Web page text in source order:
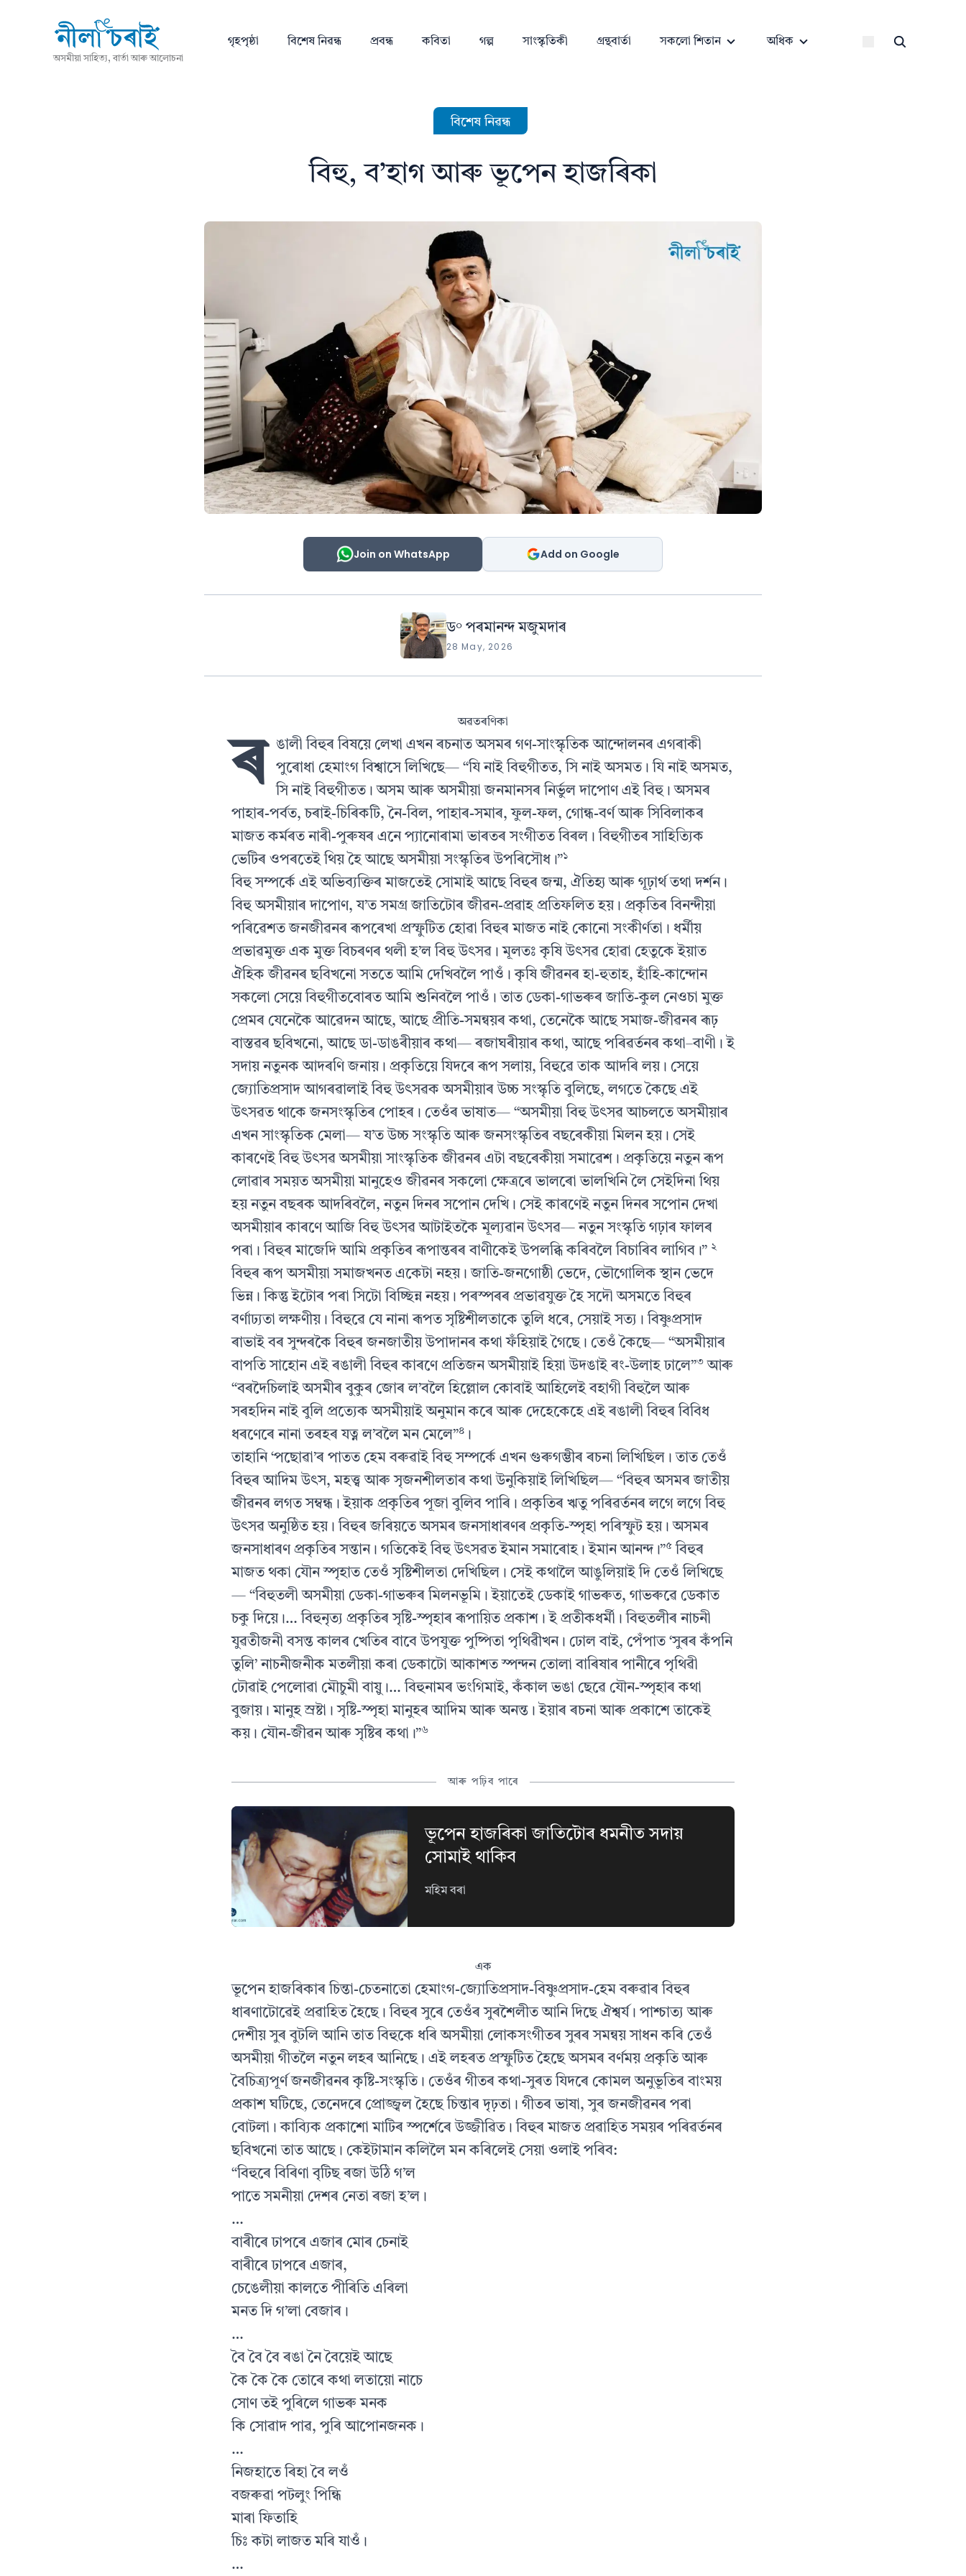
অসমীয়া সাহিত্য, বাৰ্তা আৰু আলোচনা
গৃহপৃষ্ঠা বিশেষ নিৱন্ধ প্ৰবন্ধ কবিতা গল্প সাংস্কৃতিকী গ্ৰন্থবাৰ্তা সকলো শিতান অধিক
বিশেষ নিৱন্ধ
বিহু, ব’হাগ আৰু ভূপেন হাজৰিকা
Join on WhatsApp Add on Google
ড° পৰমানন্দ মজুমদাৰ
28 May, 2026
অৱতৰণিকা
ৰ
ঙালী বিহুৰ বিষয়ে লেখা এখন ৰচনাত অসমৰ গণ-সাংস্কৃতিক আন্দোলনৰ এগৰাকী
পুৰোধা হেমাংগ বিশ্বাসে লিখিছে— “যি নাই বিহুগীতত, সি নাই অসমত। যি নাই অসমত,
সি নাই বিহুগীতত। অসম আৰু অসমীয়া জনমানসৰ নিৰ্ভুল দাপোণ এই বিহু। অসমৰ
পাহাৰ-পৰ্বত, চৰাই-চিৰিকটি, নৈ-বিল, পাহাৰ-সমাৰ, ফুল-ফল, গোন্ধ-বৰ্ণ আৰু সিবিলাকৰ
মাজত কৰ্মৰত নাৰী-পুৰুষৰ এনে প্যানোৰামা ভাৰতৰ সংগীতত বিৰল। বিহুগীতৰ সাহিত্যিক
ভেটিৰ ওপৰতেই থিয় হৈ আছে অসমীয়া সংস্কৃতিৰ উপৰিসৌধ।”১
বিহু সম্পৰ্কে এই অভিব্যক্তিৰ মাজতেই সোমাই আছে বিহুৰ জন্ম, ঐতিহ্য আৰু গূঢ়াৰ্থ তথা দৰ্শন।
বিহু অসমীয়াৰ দাপোণ, য’ত সমগ্ৰ জাতিটোৰ জীৱন-প্ৰৱাহ প্ৰতিফলিত হয়। প্ৰকৃতিৰ বিনন্দীয়া
পৰিৱেশত জনজীৱনৰ ৰূপৰেখা প্ৰস্ফুটিত হোৱা বিহুৰ মাজত নাই কোনো সংকীৰ্ণতা। ধৰ্মীয়
প্ৰভাৱমুক্ত এক মুক্ত বিচৰণৰ থলী হ’ল বিহু উৎসৱ। মূলতঃ কৃষি উৎসৱ হোৱা হেতুকে ইয়াত
ঐহিক জীৱনৰ ছবিখনো সততে আমি দেখিবলৈ পাওঁ। কৃষি জীৱনৰ হা-হুতাহ, হাঁহি-কান্দোন
সকলো সেয়ে বিহুগীতবোৰত আমি শুনিবলৈ পাওঁ। তাত ডেকা-গাভৰুৰ জাতি-কুল নেওচা মুক্ত
প্ৰেমৰ যেনেকৈ আৱেদন আছে, আছে প্ৰীতি-সমন্বয়ৰ কথা, তেনেকৈ আছে সমাজ-জীৱনৰ ৰূঢ়
বাস্তৱৰ ছবিখনো, আছে ডা-ডাঙৰীয়াৰ কথা— ৰজাঘৰীয়াৰ কথা, আছে পৰিৱৰ্তনৰ কথা–বাণী। ই
সদায় নতুনক আদৰণি জনায়। প্ৰকৃতিয়ে যিদৰে ৰূপ সলায়, বিহুৱে তাক আদৰি লয়। সেয়ে
জ্যোতিপ্ৰসাদ আগৰৱালাই বিহু উৎসৱক অসমীয়াৰ উচ্চ সংস্কৃতি বুলিছে, লগতে কৈছে এই
উৎসৱত থাকে জনসংস্কৃতিৰ পোহৰ। তেওঁৰ ভাষাত— “অসমীয়া বিহু উৎসৱ আচলতে অসমীয়াৰ
এখন সাংস্কৃতিক মেলা— য’ত উচ্চ সংস্কৃতি আৰু জনসংস্কৃতিৰ বছৰেকীয়া মিলন হয়। সেই
কাৰণেই বিহু উৎসৱ অসমীয়া সাংস্কৃতিক জীৱনৰ এটা বছৰেকীয়া সমাৱেশ। প্ৰকৃতিয়ে নতুন ৰূপ
লোৱাৰ সময়ত অসমীয়া মানুহেও জীৱনৰ সকলো ক্ষেত্ৰৰে ভালৰো ভালখিনি লৈ সেইদিনা থিয়
হয় নতুন বছৰক আদৰিবলৈ, নতুন দিনৰ সপোন দেখি। সেই কাৰণেই নতুন দিনৰ সপোন দেখা
অসমীয়াৰ কাৰণে আজি বিহু উৎসৱ আটাইতকৈ মূল্যৱান উৎসৱ— নতুন সংস্কৃতি গঢ়াৰ ফালৰ
পৰা। বিহুৰ মাজেদি আমি প্ৰকৃতিৰ ৰূপান্তৰৰ বাণীকেই উপলব্ধি কৰিবলৈ বিচাৰিব লাগিব।” ২
বিহুৰ ৰূপ অসমীয়া সমাজখনত একেটা নহয়। জাতি-জনগোষ্ঠী ভেদে, ভৌগোলিক স্থান ভেদে
ভিন্ন। কিন্তু ইটোৰ পৰা সিটো বিচ্ছিন্ন নহয়। পৰস্পৰৰ প্ৰভাৱযুক্ত হৈ সদৌ অসমতে বিহুৰ
বৰ্ণাঢ্যতা লক্ষণীয়। বিহুৱে যে নানা ৰূপত সৃষ্টিশীলতাকে তুলি ধৰে, সেয়াই সত্য। বিষ্ণুপ্ৰসাদ
ৰাভাই বৰ সুন্দৰকৈ বিহুৰ জনজাতীয় উপাদানৰ কথা ফঁহিয়াই গৈছে। তেওঁ কৈছে— “অসমীয়াৰ
বাপতি সাহোন এই ৰঙালী বিহুৰ কাৰণে প্ৰতিজন অসমীয়াই হিয়া উদঙাই ৰং-উলাহ ঢালে”৩ আৰু
“বৰদৈচিলাই অসমীৰ বুকুৰ জোৰ ল’বলৈ হিল্লোল কোবাই আহিলেই বহাগী বিহুলৈ আৰু
সৰহদিন নাই বুলি প্ৰত্যেক অসমীয়াই অনুমান কৰে আৰু দেহেকেহে এই ৰঙালী বিহুৰ বিবিধ
ধৰণেৰে নানা তৰহৰ যত্ন ল’বলৈ মন মেলে”৪ ।
তাহানি ‘পছোৱা’ৰ পাতত হেম বৰুৱাই বিহু সম্পৰ্কে এখন গুৰুগম্ভীৰ ৰচনা লিখিছিল। তাত তেওঁ
বিহুৰ আদিম উৎস, মহত্ত্ব আৰু সৃজনশীলতাৰ কথা উনুকিয়াই লিখিছিল— “বিহুৰ অসমৰ জাতীয়
জীৱনৰ লগত সম্বন্ধ। ইয়াক প্ৰকৃতিৰ পূজা বুলিব পাৰি। প্ৰকৃতিৰ ঋতু পৰিৱৰ্তনৰ লগে লগে বিহু
উৎসৱ অনুষ্ঠিত হয়। বিহুৰ জৰিয়তে অসমৰ জনসাধাৰণৰ প্ৰকৃতি-স্পৃহা পৰিস্ফুট হয়। অসমৰ
জনসাধাৰণ প্ৰকৃতিৰ সন্তান। গতিকেই বিহু উৎসৱত ইমান সমাৰোহ। ইমান আনন্দ।”৫ বিহুৰ
মাজত থকা যৌন স্পৃহাত তেওঁ সৃষ্টিশীলতা দেখিছিল। সেই কথালৈ আঙুলিয়াই দি তেওঁ লিখিছে
— “বিহুতলী অসমীয়া ডেকা-গাভৰুৰ মিলনভূমি। ইয়াতেই ডেকাই গাভৰুত, গাভৰুৱে ডেকাত
চকু দিয়ে।… বিহুনৃত্য প্ৰকৃতিৰ সৃষ্টি-স্পৃহাৰ ৰূপায়িত প্ৰকাশ। ই প্ৰতীকধৰ্মী। বিহুতলীৰ নাচনী
যুৱতীজনী বসন্ত কালৰ খেতিৰ বাবে উপযুক্ত পুষ্পিতা পৃথিৱীখন। ঢোল বাই, পেঁপাত ‘সুৰৰ কঁপনি
তুলি’ নাচনীজনীক মতলীয়া কৰা ডেকাটো আকাশত স্পন্দন তোলা বাৰিষাৰ পানীৰে পৃথিৱী
ঢৌৱাই পেলোৱা মৌচুমী বায়ু।… বিহুনামৰ ভংগিমাই, কঁকাল ভঙা ছেৱে যৌন-স্পৃহাৰ কথা
বুজায়। মানুহ স্ৰষ্টা। সৃষ্টি-স্পৃহা মানুহৰ আদিম আৰু অনন্ত। ইয়াৰ ৰচনা আৰু প্ৰকাশে তাকেই
কয়। যৌন-জীৱন আৰু সৃষ্টিৰ কথা।”৬
আৰু পঢ়িব পাৰে
ভূপেন হাজৰিকা জাতিটোৰ ধমনীত সদায়
সোমাই থাকিব
মহিম বৰা
এক
ভূপেন হাজৰিকাৰ চিন্তা-চেতনাতো হেমাংগ-জ্যোতিপ্ৰসাদ-বিষ্ণুপ্ৰসাদ-হেম বৰুৱাৰ বিহুৰ
ধাৰণাটোৱেই প্ৰৱাহিত হৈছে। বিহুৰ সুৰে তেওঁৰ সুৰশৈলীত আনি দিছে ঐশ্বৰ্য। পাশ্চাত্য আৰু
দেশীয় সুৰ বুটলি আনি তাত বিহুকে ধৰি অসমীয়া লোকসংগীতৰ সুৰৰ সমন্বয় সাধন কৰি তেওঁ
অসমীয়া গীতলৈ নতুন লহৰ আনিছে। এই লহৰত প্ৰস্ফুটিত হৈছে অসমৰ বৰ্ণময় প্ৰকৃতি আৰু
বৈচিত্ৰ্যপূৰ্ণ জনজীৱনৰ কৃষ্টি-সংস্কৃতি। তেওঁৰ গীতৰ কথা-সুৰত যিদৰে কোমল অনুভূতিৰ বাংময়
প্ৰকাশ ঘটিছে, তেনেদৰে প্ৰোজ্জ্বল হৈছে চিন্তাৰ দৃঢ়তা। গীতৰ ভাষা, সুৰ জনজীৱনৰ পৰা
বোটলা। কাব্যিক প্ৰকাশো মাটিৰ স্পৰ্শেৰে উজ্জীৱিত। বিহুৰ মাজত প্ৰৱাহিত সময়ৰ পৰিৱৰ্তনৰ
ছবিখনো তাত আছে। কেইটামান কলিলৈ মন কৰিলেই সেয়া ওলাই পৰিব:
“বিহুৰে বিৰিণা বৃটিছ ৰজা উঠি গ’ল
পাতে সমনীয়া দেশৰ নেতা ৰজা হ’ল।
…
বাৰীৰে ঢাপৰে এজাৰ মোৰ চেনাই
বাৰীৰে ঢাপৰে এজাৰ,
চেঙেলীয়া কালতে পীৰিতি এৰিলা
মনত দি গ’লা বেজাৰ।
…
বৈ বৈ বৈ ৰঙা নৈ বৈয়েই আছে
কৈ কৈ কৈ তোৰে কথা লতায়ো নাচে
সোণ তই পুৰিলে গাভৰু মনক
কি সোৱাদ পাৱ, পুৰি আপোনজনক।
…
নিজহাতে ৰিহা বৈ লওঁ
বজৰুৱা পটলুং পিন্ধি
মাৰা ফিতাহি
চিঃ কটা লাজত মৰি যাওঁ।
…